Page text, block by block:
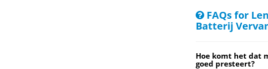
FAQs for
Batterij
Hoe komt het dat
goed presteert?